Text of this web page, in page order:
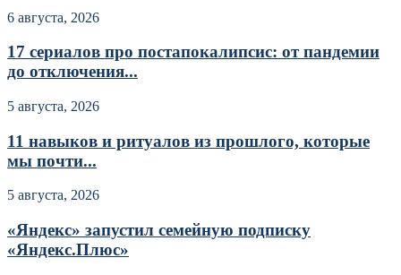
6 августа, 2026
17 сериалов про постапокалипсис: от пандемии
до отключения...
5 августа, 2026
11 навыков и ритуалов из прошлого, которые
мы почти...
5 августа, 2026
«Яндекс» запустил семейную подписку
«Яндекс.Плюс»